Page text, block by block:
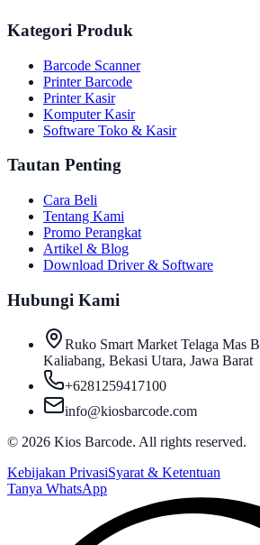
Kategori Produk
Barcode Scanner
Printer Barcode
Printer Kasir
Komputer Kasir
Software Toko & Kasir
Tautan Penting
Cara Beli
Tentang Kami
Promo Perangkat
Artikel & Blog
Download Driver & Software
Hubungi Kami
Ruko Smart Market Telaga Mas
Kaliabang, Bekasi Utara, Jawa Barat
+6281259417100
info@kiosbarcode.com
© 2026 Kios Barcode. All rights reserved.
Kebijakan PrivasiSyarat & Ketentuan
Tanya WhatsApp